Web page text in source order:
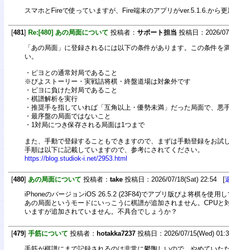
スマホとFireで使っていますが、Fire端末のアプリがver.5.1.6.から
[481] Re:[480] あの局面について 投稿者： サポート担当 投稿日：2026/
「あの局面」に登録されるには以下の条件があります。この条件を
い。
・ピヨとの通常対局であること
※ぴよストーリー・実戦詰将棋・終盤道場は対象外です
・ピヨに負けた対局であること
・棋譜解析を実行
・推奨手を指していれば「互角以上・優勢未満」だった局面で、悪
・最序盤の局面ではないこと
・1対局につき保存される局面は1つまで
また、手動で登録することもできますので、まずは手動登録をお試
手順は以下に記載していますので、参考にされてください。
https://blog.studiok-i.net/2953.html
[480] あの局面について 投稿者： take 投稿日：2026/07/18(Sat) 22:54 [
iPhoneのバージョンiOS 26.5.2 (23F84)でアプリ版ぴよ将棋を使用
あの局面というモードにいっこうに棋譜が追加されません。CPUと
いますが追加されていません。不具合でしょうか？
[479] 手筋について 投稿者： hotakka7237 投稿日：2026/07/15(Wed)